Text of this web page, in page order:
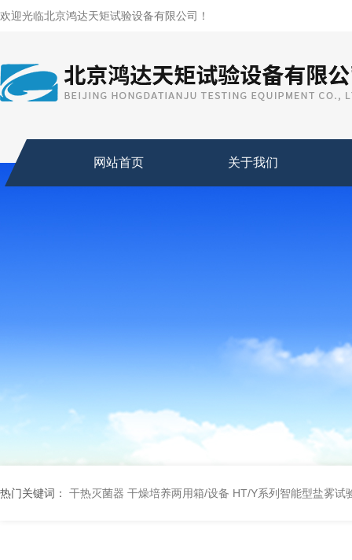
欢迎光临北京鸿达天矩试验设备有限公司！
网站首页 关于我们
热门关键词： 干热灭菌器 干燥培养两用箱/设备 HT/Y系列智能型盐雾试